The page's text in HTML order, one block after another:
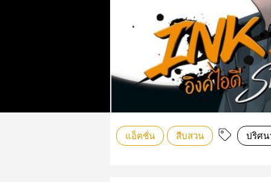
แอ็คชั่น สืบสวน ปริศน